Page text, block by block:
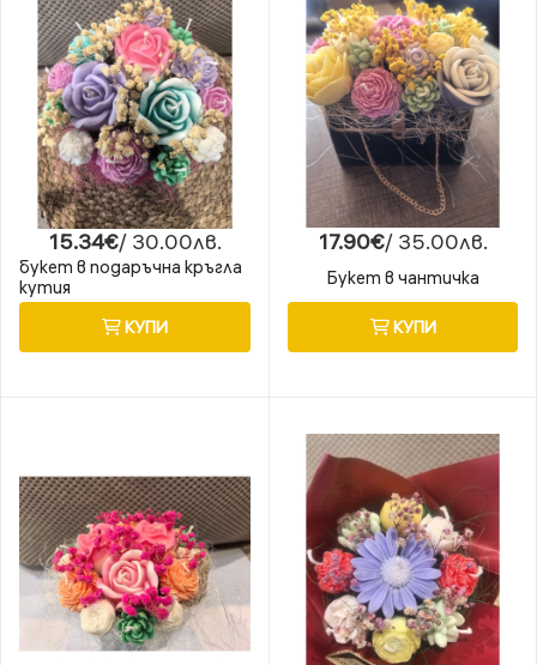
15.34€/ 30.00лв.
букет в подаръчна кръгла
кутия
КУПИ
17.90€/ 35.00лв.
Букет в чантичка
КУПИ